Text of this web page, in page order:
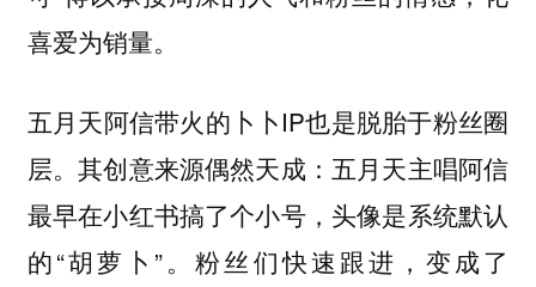
喜爱为销量。
五月天阿信带火的卜卜IP也是脱胎于粉丝圈
层。其创意来源偶然天成：五月天主唱阿信
最早在小红书搞了个小号，头像是系统默认
的“胡萝卜”。粉丝们快速跟进，变成了